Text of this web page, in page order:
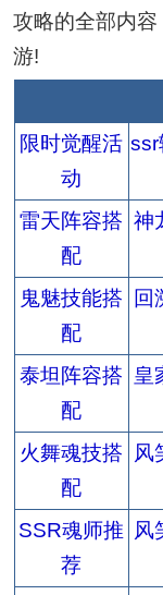
攻略的全部内
游!
限时觉醒活
动
ssr
雷天阵容搭
配
神
鬼魅技能搭
配
回
泰坦阵容搭
配
皇
火舞魂技搭
配
风
SSR魂师推
荐
风